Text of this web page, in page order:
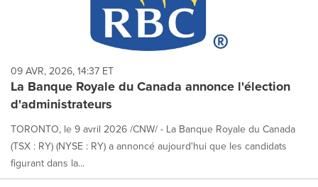
09 AVR, 2026, 14:37 ET
La Banque Royale du Canada annonce l'élection
d'administrateurs
TORONTO, le 9 avril 2026 /CNW/ - La Banque Royale du Canada
(TSX : RY) (NYSE : RY) a annoncé aujourd'hui que les candidats
figurant dans la...